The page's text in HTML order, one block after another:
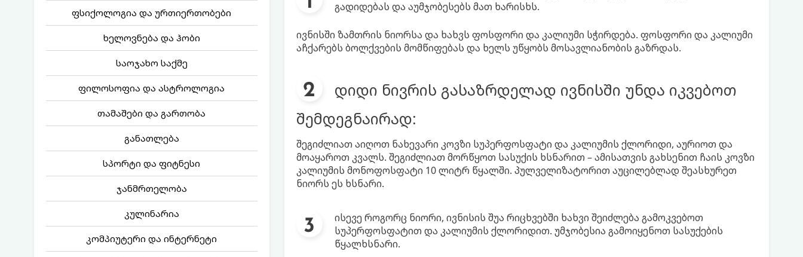
ფსიქოლოგია და ურთიერთობები
ხელოვნება და ჰობი
საოჯახო საქმე
ფილოსოფია და ასტროლოგია
თამაშები და გართობა
განათლება
სპორტი და ფიტნესი
ჯანმრთელობა
კულინარია
კომპიუტერი და ინტერნეტი
გადიდებას და აუმჯობესებს მათ ხარისხს.
ივნისში ზამთრის ნიორსა და ხახვს ფოსფორი და კალიუმი სჭირდება. ფოსფორი და კალიუმი
აჩქარებს ბოლქვების მომწიფებას და ხელს უწყობს მოსავლიანობის გაზრდას.
დიდი ნივრის გასაზრდელად ივნისში უნდა იკვებოთ
შემდეგნაირად:
შეგიძლიათ აიღოთ ნახევარი კოვზი სუპერფოსფატი და კალიუმის ქლორიდი, აურიოთ და
მოაყაროთ კვალს. შეგიძლიათ მორწყოთ სასუქის ხსნარით – ამისათვის გახსენით ჩაის კოვზი
კალიუმის მონოფოსფატი 10 ლიტრ წყალში. პულველიზატორით აუცილებლად შეასხურეთ
ნიორს ეს ხსნარი.
ისევე როგორც ნიორი, ივნისის შუა რიცხვებში ხახვი შეიძლება გამოკვებოთ
სუპერფოსფატით და კალიუმის ქლორიდით. უმჯობესია გამოიყენოთ სასუქების
წყალხსნარი.